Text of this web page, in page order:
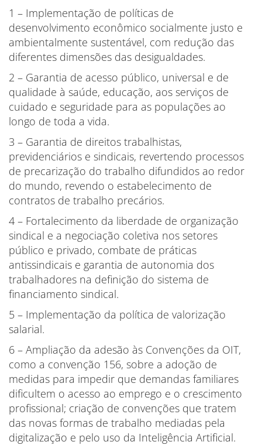
1 – Implementação de políticas de
desenvolvimento econômico socialmente justo e
ambientalmente sustentável, com redução das
diferentes dimensões das desigualdades.
2 – Garantia de acesso público, universal e de
qualidade à saúde, educação, aos serviços de
cuidado e seguridade para as populações ao
longo de toda a vida.
3 – Garantia de direitos trabalhistas,
previdenciários e sindicais, revertendo processos
de precarização do trabalho difundidos ao redor
do mundo, revendo o estabelecimento de
contratos de trabalho precários.
4 – Fortalecimento da liberdade de organização
sindical e a negociação coletiva nos setores
público e privado, combate de práticas
antissindicais e garantia de autonomia dos
trabalhadores na definição do sistema de
financiamento sindical.
5 – Implementação da política de valorização
salarial.
6 – Ampliação da adesão às Convenções da OIT,
como a convenção 156, sobre a adoção de
medidas para impedir que demandas familiares
dificultem o acesso ao emprego e o crescimento
profissional; criação de convenções que tratem
das novas formas de trabalho mediadas pela
digitalização e pelo uso da Inteligência Artificial.